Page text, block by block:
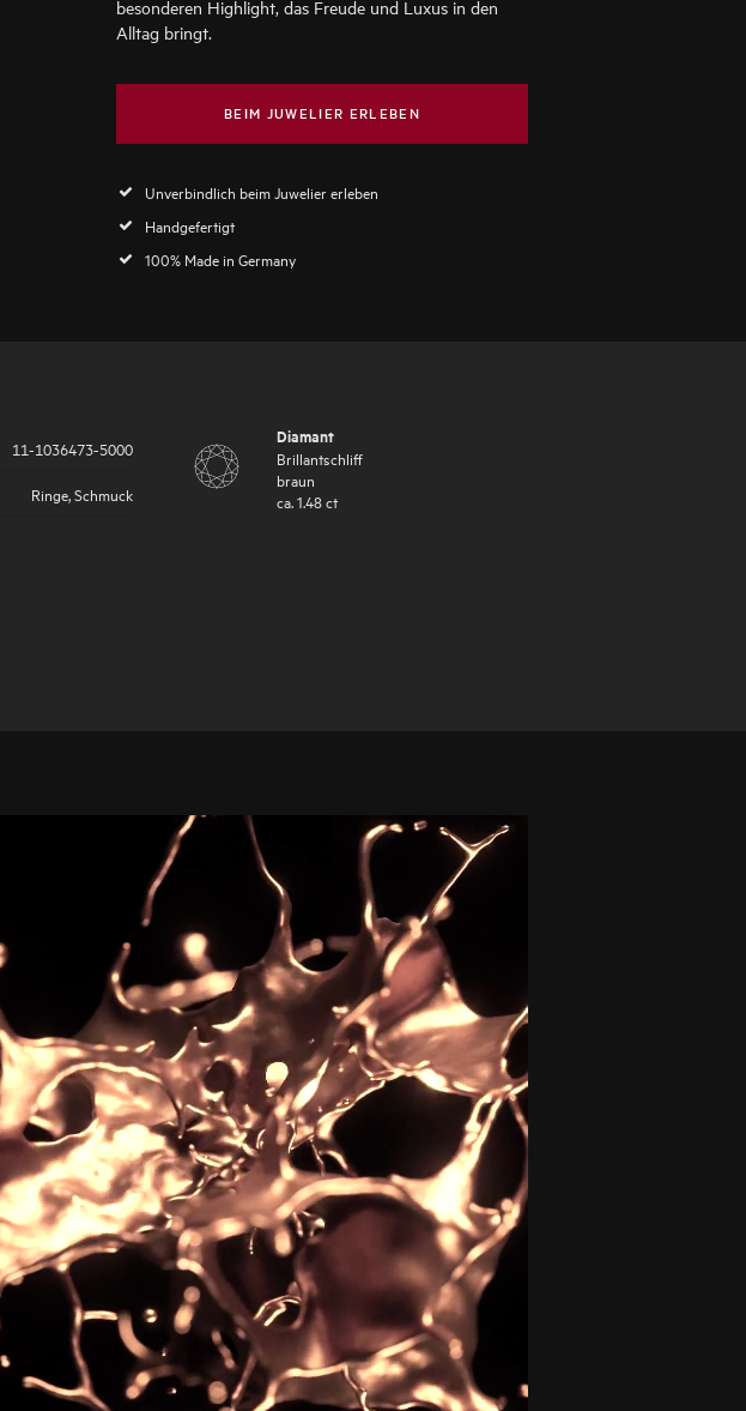
besonderen Highlight, das Freude und Luxus in den
Alltag bringt.
BEIM JUWELIER ERLEBEN
Unverbindlich beim Juwelier erleben
Handgefertigt
100% Made in Germany
11-1036473-5000
Ringe Schmuck
Diamant
Brillantschliff
braun
ca. 1.48ct